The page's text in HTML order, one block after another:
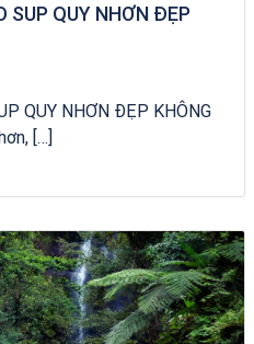
SUP QUY NHƠN ĐẸP
QUY NHƠN ĐẸP KHÔNG
[…]